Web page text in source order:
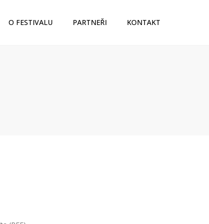
O FESTIVALU PARTNEŘI KONTAKT